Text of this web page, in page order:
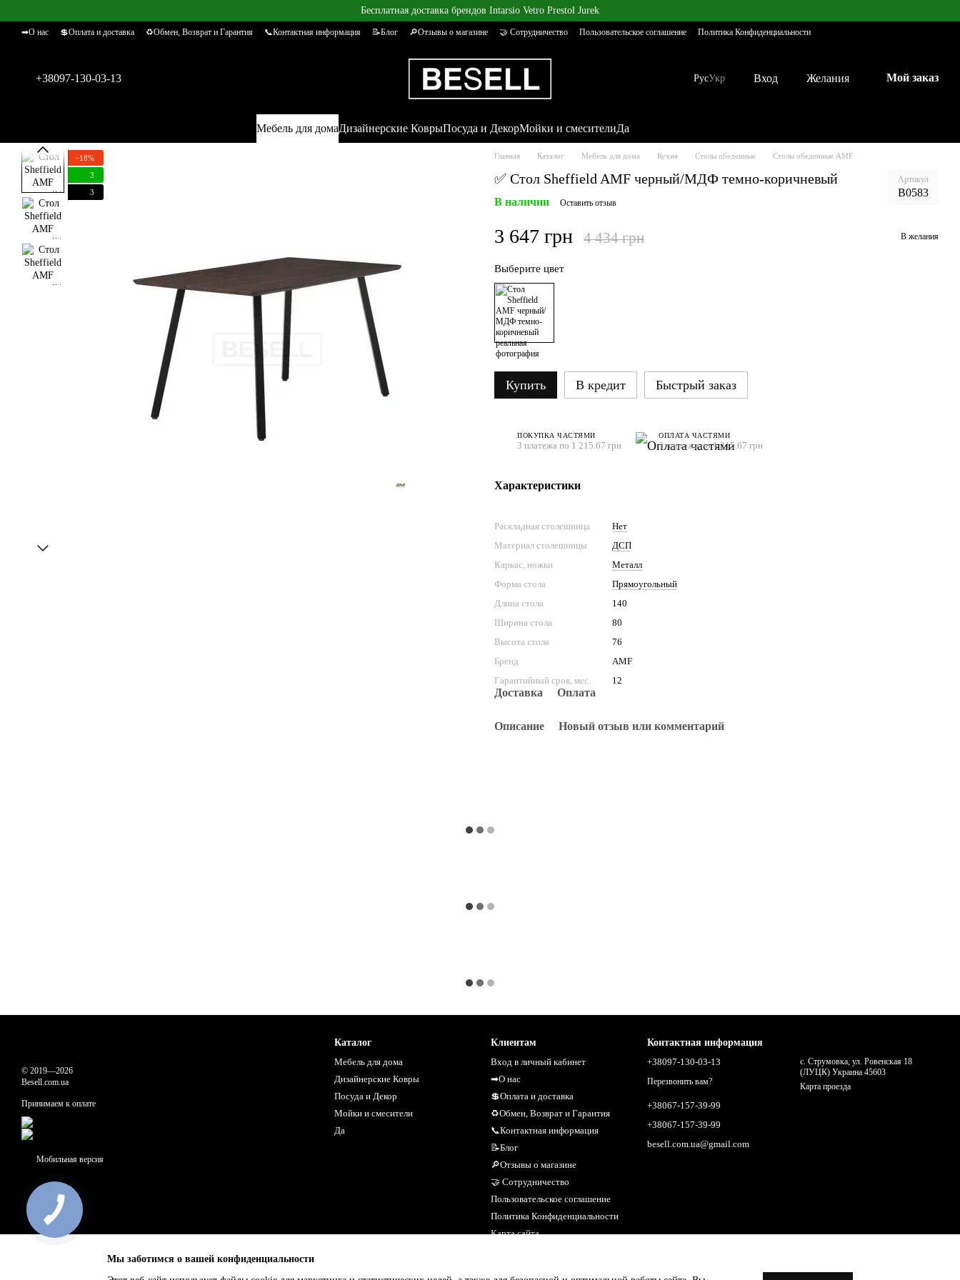
Бесплатная доставка брендов Intarsio Vetro Prestol Jurek
➡О нас 💲Оплата и доставка ♻Обмен, Возврат и Гарантия 📞Контактная информация 📝Блог 🔎Отзывы о магазине 🤝 Сотрудничество Пользовательское соглашение Политика Конфиденциальности
+38097-130-03-13 РусУкр Вход Желания Мой заказ
Мебель для домаДизайнерские КоврыПосуда и ДекорМойки и смесителиДа
−18%
3
3
Главная Каталог Мебель для дома Кухня Столы обеденные Столы обеденные AMF
✅ Стол Sheffield AMF черный/МДФ темно-коричневый Артикул
B0583
В наличии Оставить отзыв
3 647 грн 4 434 грн В желания
Выберите цвет
Купить В кредит Быстрый заказ
ПОКУПКА ЧАСТЯМИ
3 платежа по 1 215.67 грн
ОПЛАТА ЧАСТЯМИ
3 платежа по 1 215.67 грн
Характеристики
Раскладная столешница
Нет
Материал столешницы
ДСП
Каркас, ножки
Металл
Форма стола
Прямоугольный
Длина стола
140
Ширина стола
80
Высота стола
76
Бренд
AMF
Гарантийный срок, мес.
12
Доставка Оплата
Описание Новый отзыв или комментарий
© 2019—2026
Besell.com.ua
Принимаем к оплате
Мобильная версия
Каталог
Мебель для дома
Дизайнерские Ковры
Посуда и Декор
Мойки и смесители
Да
Клиентам
Вход в личный кабинет
➡О нас
💲Оплата и доставка
♻Обмен, Возврат и Гарантия
📞Контактная информация
📝Блог
🔎Отзывы о магазине
🤝 Сотрудничество
Пользовательское соглашение
Политика Конфиденциальности
Карта сайта
Контактная информация
+38097-130-03-13
Перезвонить вам?
+38067-157-39-99
+38067-157-39-99
besell.com.ua@gmail.com
с. Струмовка, ул. Ровенская 18
(ЛУЦК) Украина 45603
Карта проезда
Мы заботимся о вашей конфиденциальности